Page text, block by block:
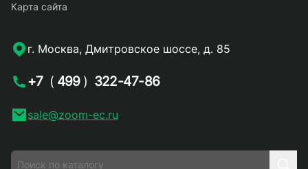
Карта сайта
г. Москва, Дмитровское шоссе, д. 85
+7 ( 499 ) 322-47-86
sale@zoom-ec.ru